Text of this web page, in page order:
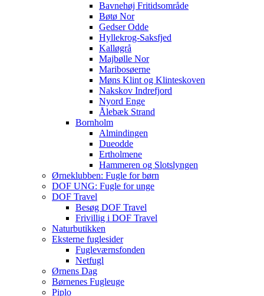
Bavnehøj Fritidsområde
Bøtø Nor
Gedser Odde
Hyllekrog-Saksfjed
Kalløgrå
Majbølle Nor
Maribosøerne
Møns Klint og Klinteskoven
Nakskov Indrefjord
Nyord Enge
Ålebæk Strand
Bornholm
Almindingen
Dueodde
Ertholmene
Hammeren og Slotslyngen
Ørneklubben: Fugle for børn
DOF UNG: Fugle for unge
DOF Travel
Besøg DOF Travel
Frivillig i DOF Travel
Naturbutikken
Eksterne fuglesider
Fugleværnsfonden
Netfugl
Ørnens Dag
Børnenes Fugleuge
Piplo